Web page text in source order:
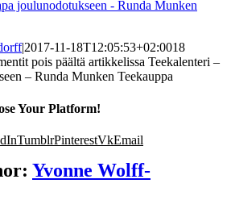
|2017-11-18T12:05:53+02:0018
pois päältä artikkelissa Teekalenteri –
– Runda Munken Teekauppa
Your Platform!
TumblrPinterestVkEmail
Yvonne Wolff-